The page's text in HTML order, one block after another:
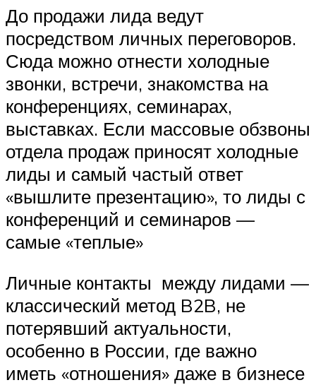
До продажи лида ведут
посредством личных переговоров.
Сюда можно отнести холодные
звонки, встречи, знакомства на
конференциях, семинарах,
выставках. Если массовые обзвоны
отдела продаж приносят холодные
лиды и самый частый ответ
«вышлите презентацию», то лиды с
конференций и семинаров —
самые «теплые»
Личные контакты между лидами —
классический метод B2B, не
потерявший актуальности,
особенно в России, где важно
иметь «отношения» даже в бизнесе